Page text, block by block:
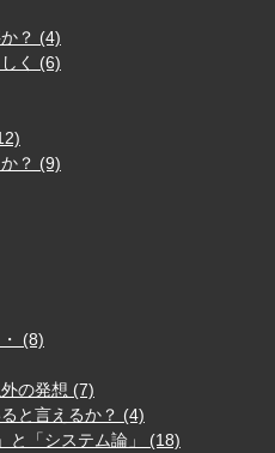
？ (4)
く (6)
？ (9)
(8)
の発想 (7)
と言えるか？ (4)
と「システム論」 (18)